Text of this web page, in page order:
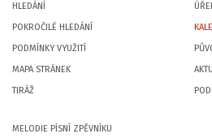
HLEDÁNÍ
POKROČILÉ HLEDÁNÍ
PODMÍNKY VYUŽITÍ
MAPA STRÁNEK
TIRÁŽ
MELODIE PÍSNÍ ZPĚVNÍKU